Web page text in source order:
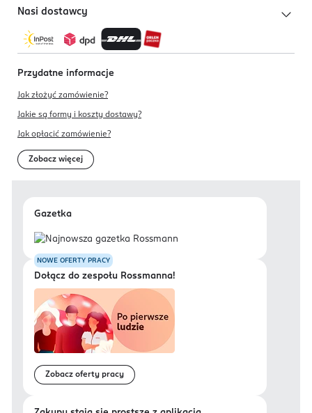
Nasi dostawcy
Przydatne informacje
Jak złożyć zamówienie?
Jakie są formy i koszty dostawy?
Jak opłacić zamówienie?
Zobacz więcej
Gazetka
NOWE OFERTY PRACY
Dołącz do zespołu Rossmanna!
Zobacz oferty pracy